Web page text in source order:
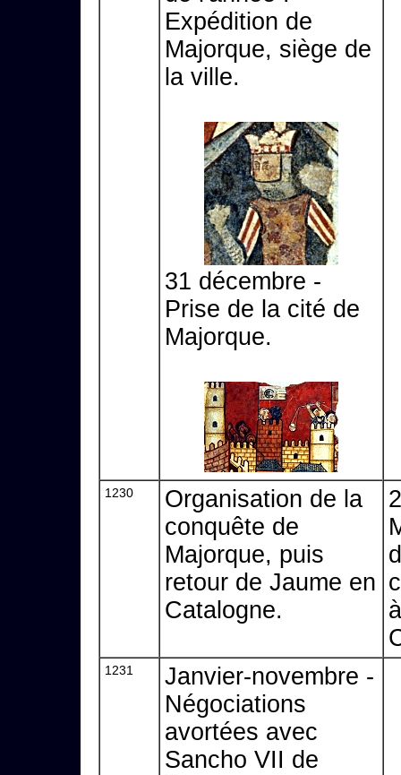
Expédition de
Majorque, siège de
la ville.
31 décembre -
Prise de la cité de
Majorque.
1230
Organisation de la
conquête de
Majorque, puis
retour de Jaume en
Catalogne.
1231
Janvier-novembre -
Négociations
avortées avec
Sancho VII de